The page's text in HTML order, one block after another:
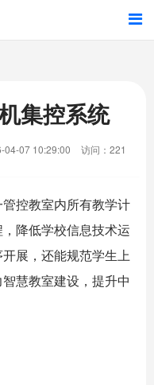
集控系统
04-07 10:29:00 访问：221
控教室内所有教学计
降低学校信息技术运
展，还能规范学生上
慧教室建设，提升中